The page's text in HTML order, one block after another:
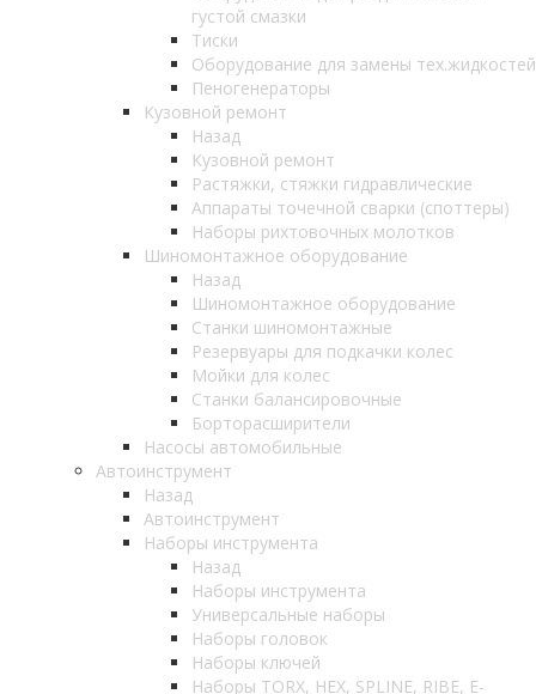
густой смазки
Тиски
Оборудование для замены тех.жидкостей
Пеногенераторы
Кузовной ремонт
Назад
Кузовной ремонт
Растяжки, стяжки гидравлические
Аппараты точечной сварки (споттеры)
Наборы рихтовочных молотков
Шиномонтажное оборудование
Назад
Шиномонтажное оборудование
Станки шиномонтажные
Резервуары для подкачки колес
Мойки для колес
Станки балансировочные
Борторасширители
Насосы автомобильные
Автоинструмент
Назад
Автоинструмент
Наборы инструмента
Назад
Наборы инструмента
Универсальные наборы
Наборы головок
Наборы ключей
Наборы TORX, HEX, SPLINE, RIBE, E-